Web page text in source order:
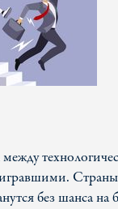
без шанса на